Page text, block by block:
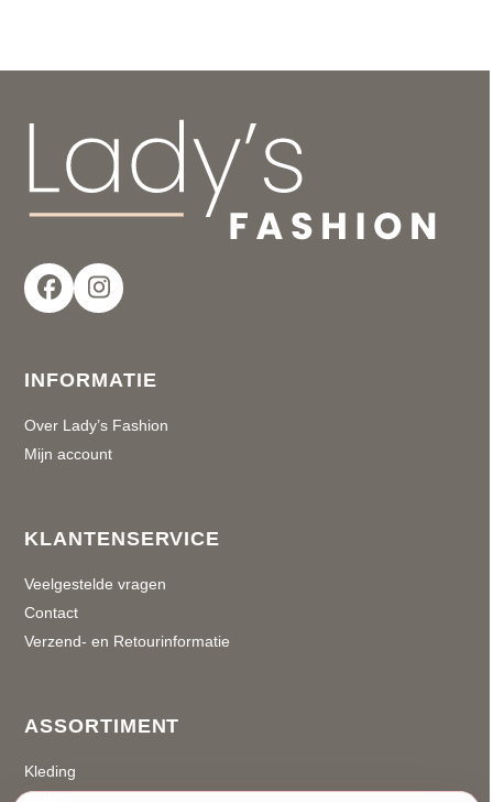
FacebookInstagram
INFORMATIE
Over Lady’s Fashion
Mijn account
KLANTENSERVICE
Veelgestelde vragen
Contact
Verzend- en Retourinformatie
ASSORTIMENT
Kleding